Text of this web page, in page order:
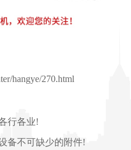
hangye/270.html
行各业!
备不可缺少的附件!